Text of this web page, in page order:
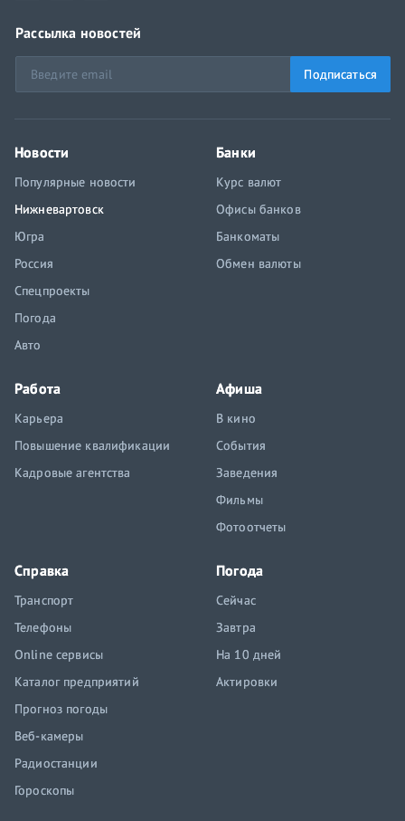
Рассылка новостей
Подписаться
Новости
Популярные новости
Нижневартовск
Югра
Россия
Спецпроекты
Погода
Авто
Банки
Курс валют
Офисы банков
Банкоматы
Обмен валюты
Работа
Карьера
Повышение квалификации
Кадровые агентства
Афиша
В кино
События
Заведения
Фильмы
Фотоотчеты
Справка
Транспорт
Телефоны
Online сервисы
Каталог предприятий
Прогноз погоды
Веб-камеры
Радиостанции
Гороскопы
Погода
Сейчас
Завтра
На 10 дней
Актировки